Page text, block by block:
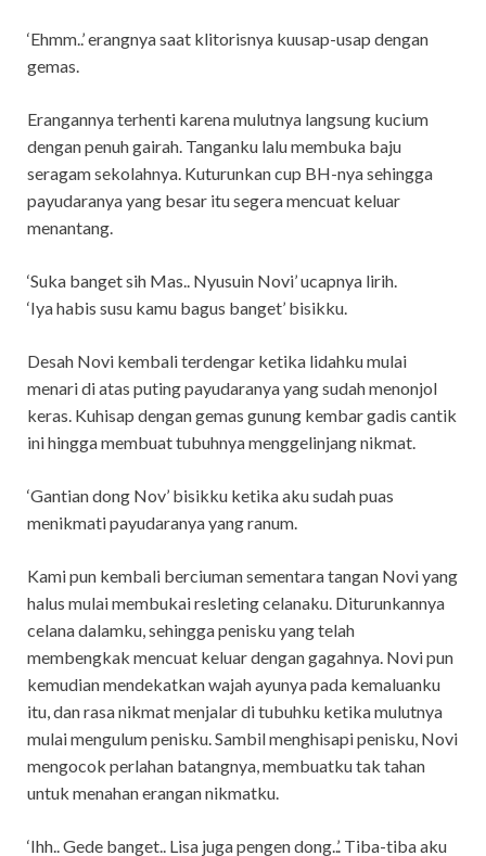
‘Ehmm..’ erangnya saat klitorisnya kuusap-usap dengan
gemas.
Erangannya terhenti karena mulutnya langsung kucium
dengan penuh gairah. Tanganku lalu membuka baju
seragam sekolahnya. Kuturunkan cup BH-nya sehingga
payudaranya yang besar itu segera mencuat keluar
menantang.
‘Suka banget sih Mas.. Nyusuin Novi’ ucapnya lirih.
‘Iya habis susu kamu bagus banget’ bisikku.
Desah Novi kembali terdengar ketika lidahku mulai
menari di atas puting payudaranya yang sudah menonjol
keras. Kuhisap dengan gemas gunung kembar gadis cantik
ini hingga membuat tubuhnya menggelinjang nikmat.
‘Gantian dong Nov’ bisikku ketika aku sudah puas
menikmati payudaranya yang ranum.
Kami pun kembali berciuman sementara tangan Novi yang
halus mulai membukai resleting celanaku. Diturunkannya
celana dalamku, sehingga penisku yang telah
membengkak mencuat keluar dengan gagahnya. Novi pun
kemudian mendekatkan wajah ayunya pada kemaluanku
itu, dan rasa nikmat menjalar di tubuhku ketika mulutnya
mulai mengulum penisku. Sambil menghisapi penisku, Novi
mengocok perlahan batangnya, membuatku tak tahan
untuk menahan erangan nikmatku.
‘Ihh.. Gede banget.. Lisa juga pengen dong..’. Tiba-tiba aku